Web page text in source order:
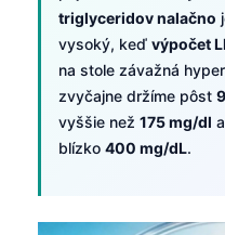
triglyceridov nalačno
vysoký, keď výpočet
na stole závažná
zvyčajne držíme pôst
vyššie než 175 mg/dl
blízko 400 mg/dL.